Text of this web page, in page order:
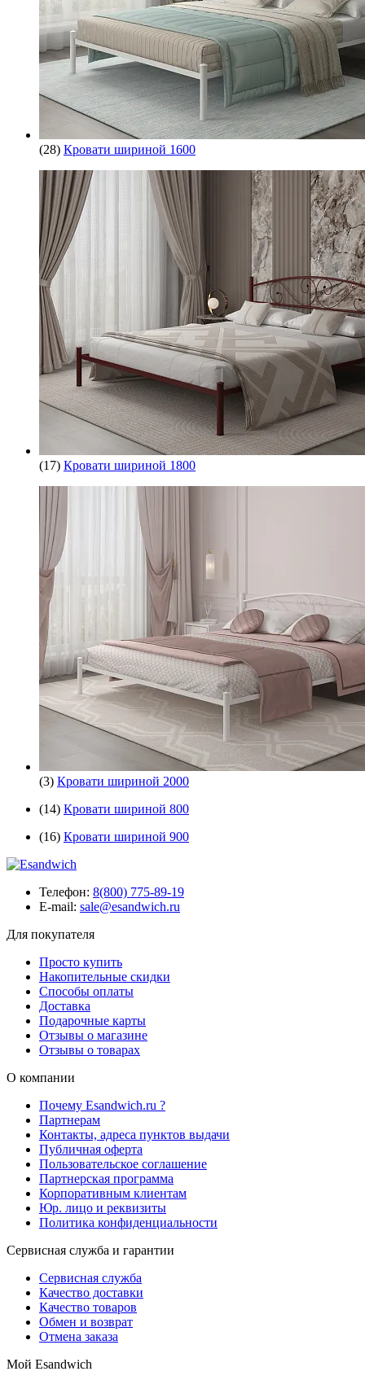
(28) Кровати шириной 1600
(17) Кровати шириной 1800
(3) Кровати шириной 2000
(14) Кровати шириной 800
(16) Кровати шириной 900
Телефон: 8(800) 775-89-19
E-mail: sale@esandwich.ru
Для покупателя
Просто купить
Накопительные скидки
Способы оплаты
Доставка
Подарочные карты
Отзывы о магазине
Отзывы о товарах
О компании
Почему Esandwich.ru ?
Партнерам
Контакты, адреса пунктов выдачи
Публичная оферта
Пользовательское соглашение
Партнерская программа
Корпоративным клиентам
Юр. лицо и реквизиты
Политика конфиденциальности
Сервисная служба и гарантии
Сервисная служба
Качество доставки
Качество товаров
Обмен и возврат
Отмена заказа
Мой Esandwich